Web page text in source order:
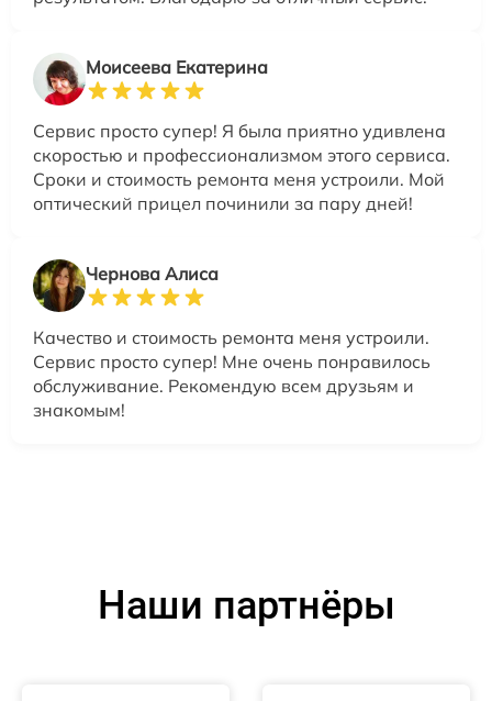
Моисеева Екатерина
Сервис просто супер! Я была приятно удивлена
скоростью и профессионализмом этого сервиса.
Сроки и стоимость ремонта меня устроили. Мой
оптический прицел починили за пару дней!
Чернова Алиса
Качество и стоимость ремонта меня устроили.
Сервис просто супер! Мне очень понравилось
обслуживание. Рекомендую всем друзьям и
знакомым!
Наши партнёры